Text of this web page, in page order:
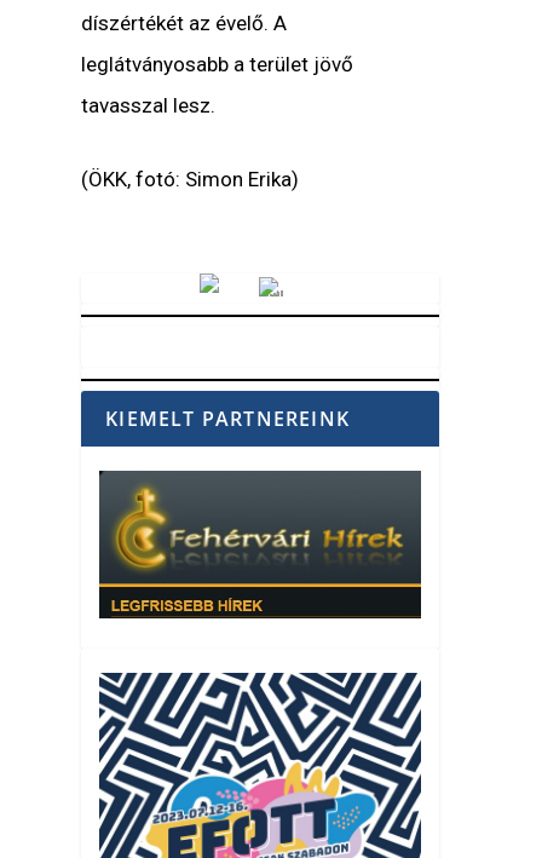
díszértékét az évelő. A
leglátványosabb a terület jövő
tavasszal lesz.
(ÖKK, fotó: Simon Erika)
KIEMELT PARTNEREINK